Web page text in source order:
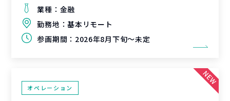
業種： 金融
勤務地：基本リモート
参画期間： 2026年8月下旬～未定
オペレーション